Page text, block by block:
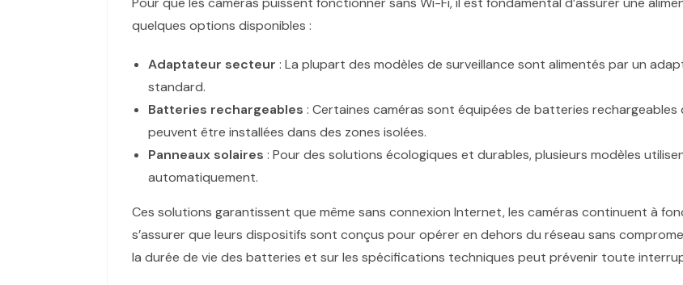
quelques options disponibles :
Adaptateur secteur : La plupart des modèles de surveillance sont alimentés par un
standard.
Batteries rechargeables : Certaines caméras sont équipées de batteries
peuvent être installées dans des zones isolées.
Panneaux solaires : Pour des solutions écologiques et durables, plusieurs modèles
automatiquement.
Ces solutions garantissent que même sans connexion Internet, les caméras continuent à
s’assurer que leurs dispositifs sont conçus pour opérer en dehors du réseau sans
la durée de vie des batteries et sur les spécifications techniques peut prévenir toute